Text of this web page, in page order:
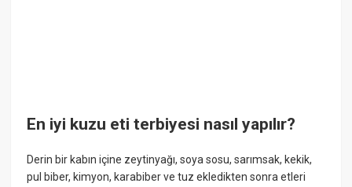
En iyi kuzu eti terbiyesi nasıl yapılır?
Derin bir kabın içine zeytinyağı, soya sosu, sarımsak, kekik,
pul biber, kimyon, karabiber ve tuz ekledikten sonra etleri